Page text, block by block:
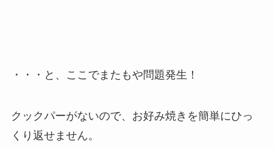
・・・と、ここでまたもや問題発生！
クックパーがないので、お好み焼きを簡単にひっ
くり返せません。